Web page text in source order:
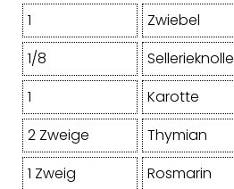
1
Zwiebel
1/8
Sellerieknolle
1
Karotte
2 Zweige
Thymian
1 Zweig
Rosmarin